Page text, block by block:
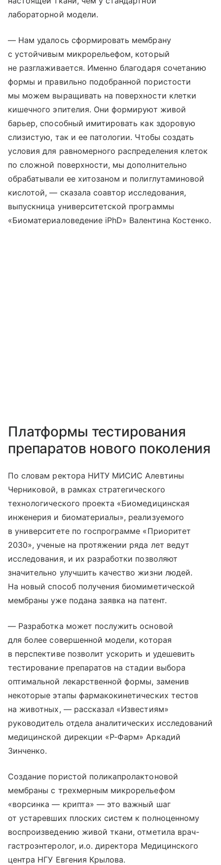
лабораторной модели.
— Нам удалось сформировать мембрану
с устойчивым микрорельефом, который
не разглаживается. Именно благодаря сочетанию
формы и правильно подобранной пористости
мы можем выращивать на поверхности клетки
кишечного эпителия. Они формируют живой
барьер, способный имитировать как здоровую
слизистую, так и ее патологии. Чтобы создать
условия для равномерного распределения клеток
по сложной поверхности, мы дополнительно
обрабатывали ее хитозаном и полиглутаминовой
кислотой, — сказала соавтор исследования,
выпускница университетской программы
«Биоматериаловедение iPhD» Валентина Костенко.
Платформы тестирования
препаратов нового поколения
По словам ректора НИТУ МИСИС Алевтины
Черниковой, в рамках стратегического
технологического проекта «Биомедицинская
инженерия и биоматериалы», реализуемого
в университете по госпрограмме «Приоритет
2030», ученые на протяжении ряда лет ведут
исследования, и их разработки позволяют
значительно улучшить качество жизни людей.
На новый способ получения биомиметической
мембраны уже подана заявка на патент.
— Разработка может послужить основой
для более совершенной модели, которая
в перспективе позволит ускорить и удешевить
тестирование препаратов на стадии выбора
оптимальной лекарственной формы, заменив
некоторые этапы фармакокинетических тестов
на животных, — рассказал «Известиям»
руководитель отдела аналитических исследований
медицинской дирекции «Р-Фарм» Аркадий
Зинченко.
Создание пористой поликапролактоновой
мембраны с трехмерным микрорельефом
«ворсинка — крипта» — это важный шаг
от устаревших плоских систем к полноценному
воспроизведению живой ткани, отметила врач-
гастроэнтеролог, и.о. директора Медицинского
центра НГУ Евгения Крылова.